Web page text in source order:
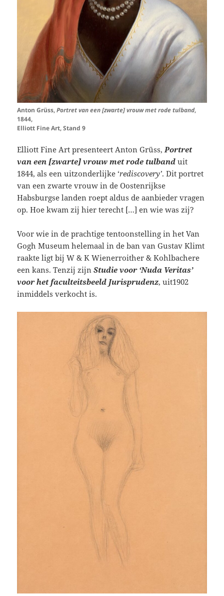
Anton Grüss,Portret van een [zwarte] vrouw met rode tulband,
1844,
Elliott Fine Art, Stand 9
Elliott Fine Art presenteert Anton Grüss, Portret
van een [zwarte] vrouw met rode tulband uit
1844, als een uitzonderlijke ‘rediscovery’. Dit portret
van een zwarte vrouw in de Oostenrijkse
Habsburgse landen roept aldus de aanbieder vragen
op. Hoe kwam zij hier terecht […] en wie was zij?
Voor wie in de prachtige tentoonstelling in het Van
Gogh Museum helemaal in de ban van Gustav Klimt
raakte ligt bij W & K Wienerroither & Kohlbachere
een kans. Tenzij zijnStudie voor ‘Nuda Veritas’
voor het faculteitsbeeld Jurisprudenz, uit1902
inmiddels verkocht is.